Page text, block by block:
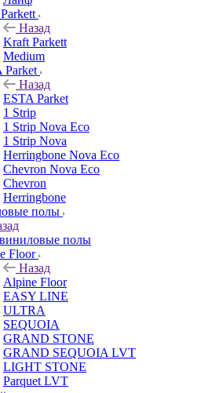
Назад
Kraft Parkett
Medium
Parket
Назад
ESTA Parket
1 Strip
1 Strip Nova Eco
1 Strip Nova
Herringbone Nova Eco
Chevron Nova Eco
Chevron
Herringbone
полы
полы
Floor
Назад
Alpine Floor
EASY LINE
ULTRA
SEQUOIA
GRAND STONE
GRAND SEQUOIA LVT
LIGHT STONE
Parquet LVT